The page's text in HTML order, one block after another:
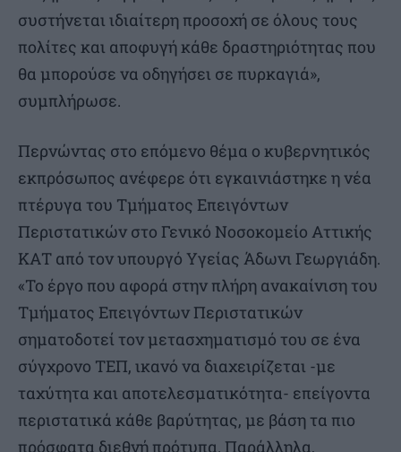
συστήνεται ιδιαίτερη προσοχή σε όλους τους
πολίτες και αποφυγή κάθε δραστηριότητας που
θα μπορούσε να οδηγήσει σε πυρκαγιά»,
συμπλήρωσε.
Περνώντας στο επόμενο θέμα ο κυβερνητικός
εκπρόσωπος ανέφερε ότι εγκαινιάστηκε η νέα
πτέρυγα του Τμήματος Επειγόντων
Περιστατικών στο Γενικό Νοσοκομείο Αττικής
ΚΑΤ από τον υπουργό Υγείας Άδωνι Γεωργιάδη.
«Το έργο που αφορά στην πλήρη ανακαίνιση του
Τμήματος Επειγόντων Περιστατικών
σηματοδοτεί τον μετασχηματισμό του σε ένα
σύγχρονο ΤΕΠ, ικανό να διαχειρίζεται -με
ταχύτητα και αποτελεσματικότητα- επείγοντα
περιστατικά κάθε βαρύτητας, με βάση τα πιο
πρόσφατα διεθνή πρότυπα. Παράλληλα,